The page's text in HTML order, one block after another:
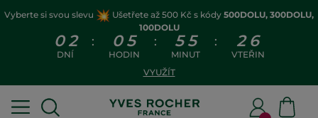
Vyberte si svou slevu Ušetřete až 500 Kč s kódy 500DOLU, 300DOLU,
100DOLU
0 2
DNÍ
: 0 5
HODIN
: 5 5
MINUT
: 2 6
VTEŘIN
VYUŽÍT